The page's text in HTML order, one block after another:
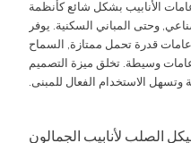
الأنابيب بشكل شائع كأنظمة
وحتى المباني السكنية. يوفر
قدرة تحمل ممتازة, السماح
وسيطة. تخلق ميزة التصميم
الاستخدام الفعال للمبنى.
الصلب لأنابيب الجمالون